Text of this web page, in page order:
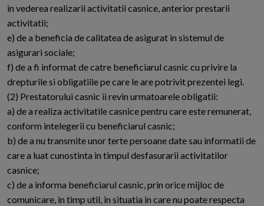
in vederea realizarii activitatii casnice, anterior prestarii
activitatii;
e) de a beneficia de calitatea de asigurat in sistemul de
asigurari sociale;
f) de a fi informat de catre beneficiarul casnic cu privire la
drepturile si obligatiile pe care le are potrivit prezentei legi.
(2) Prestatorului casnic ii revin urmatoarele obligatii:
a) de a realiza activitatile casnice pentru care este remunerat,
conform intelegerii cu beneficiarul casnic;
b) de a nu transmite unor terte persoane date sau informatii de
care a luat cunostinta in timpul desfasurarii activitatilor
casnice;
c) de a informa beneficiarul casnic, prin orice mijloc de
comunicare, in timp util, in situatia in care nu poate respecta